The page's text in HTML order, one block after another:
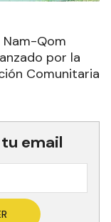
Qom
por la
Comunitaria
email